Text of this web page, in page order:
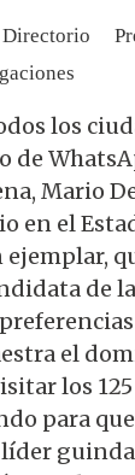
Directorio
los
de
Mario
en el
ejemplar,
de
el
los
para